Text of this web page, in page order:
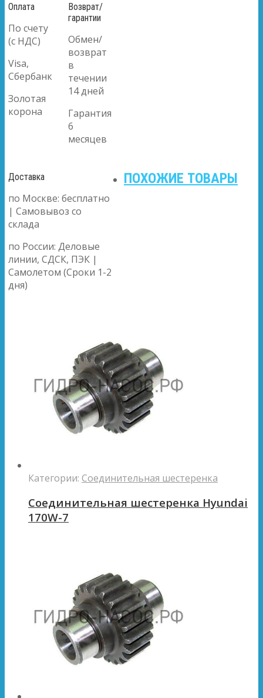
Оплата
По счету
(с НДС)
Visa,
Сбербанк
Золотая
корона
Возврат/
гарантии
Обмен/
возврат
в
течении
14 дней
Гарантия
6
месяцев
Доставка
по Москве: бесплатно
| Самовывоз со
склада
по России: Деловые
линии, СДСК, ПЭК |
Самолетом (Сроки 1-2
дня)
ПОХОЖИЕ ТОВАРЫ
Категории: Соединительная шестеренка
Соединительная шестеренка Hyundai
170W-7